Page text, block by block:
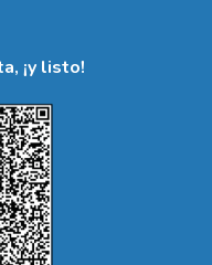
¡y listo!